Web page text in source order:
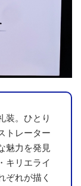
装。ひとり
トレーター
魅力を発見
キリエライ
ぞれが描く